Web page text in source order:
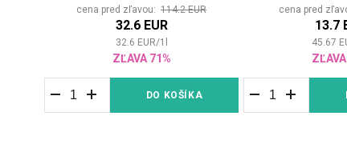
cena pred zľavou: 114.2 EUR
32.6 EUR
32.6 EUR/1
ZĽAVA 71%
DO KOŠÍKA
cena pred
13.7
45.67